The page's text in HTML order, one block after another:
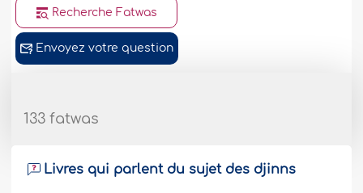
Recherche Fatwas
Envoyez votre question
133 fatwas
Livres qui parlent du sujet des djinns